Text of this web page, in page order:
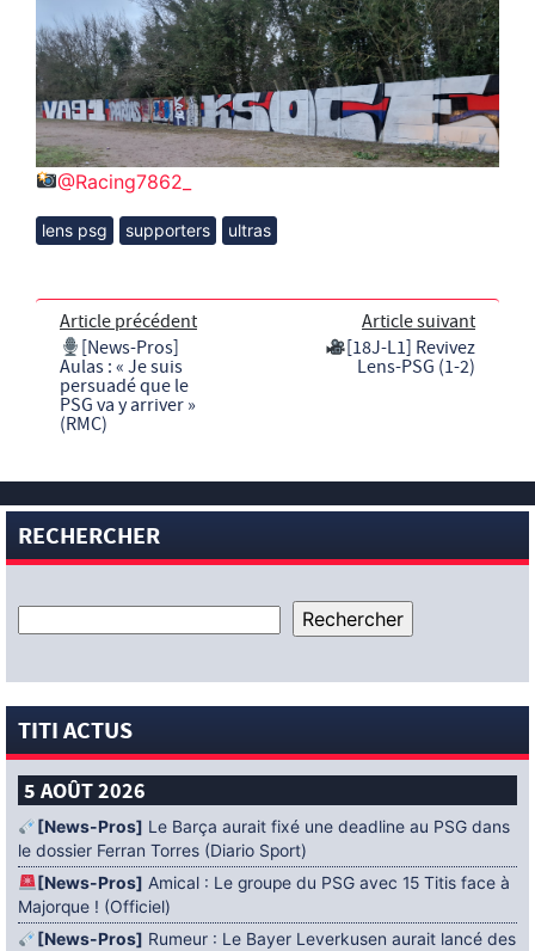
@Racing7862_
lens psg supporters ultras
Article précédent
[News-Pros]
Aulas : « Je suis
persuadé que le
PSG va y arriver »
(RMC)
Article suivant
[18J-L1] Revivez
Lens-PSG (1-2)
RECHERCHER
TITI ACTUS
5 AOÛT 2026
[News-Pros] Le Barça aurait fixé une deadline au PSG dans
le dossier Ferran Torres (Diario Sport)
[News-Pros] Amical : Le groupe du PSG avec 15 Titis face à
Majorque ! (Officiel)
[News-Pros] Rumeur : Le Bayer Leverkusen aurait lancé des